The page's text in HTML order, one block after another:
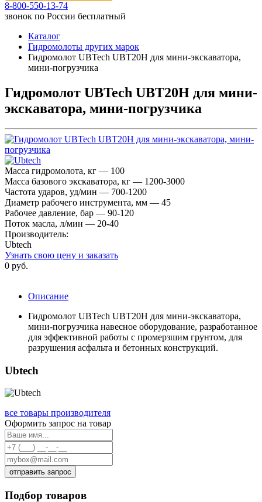
8-800-550-13-74
звонок по России бесплатный
Каталог
Гидромолоты других марок
Гидромолот UBTech UBT20H для мини-экскаватора,
мини-погрузчика
Гидромолот UBTech UBT20H для мини-
экскаватора, мини-погрузчика
Масса гидромолота, кг — 100
Масса базового экскаватора, кг — 1200-3000
Частота ударов, уд/мин — 700-1200
Диаметр рабочего инструмента, мм — 45
Рабочее давление, бар — 90-120
Поток масла, л/мин — 20-40
Производитель:
Ubtech
Узнать свою цену и заказать
0 руб.
Описание
Гидромолот UBTech UBT20H для мини-экскаватора,
мини-погрузчика навесное оборудование, разработанное
для эффективной работы с промерзшим грунтом, для
разрушения асфальта и бетонных конструкций.
Ubtech
все товары производителя
Оформить запрос на товар
отправить запрос
Подбор товаров